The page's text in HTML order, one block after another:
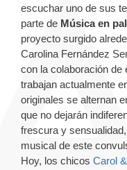
escuchar uno de sus
parte de Música en
proyecto surgido
Carolina Fernández
con la colaboración
trabajan actualmente
originales se alternan
que no dejarán
frescura y
musical de este
Hoy, los chicos Carol